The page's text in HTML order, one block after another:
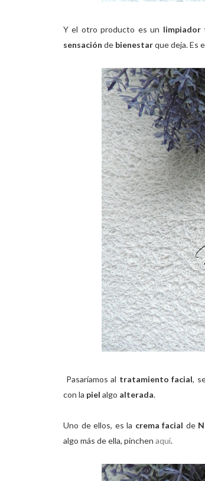
Y el otro producto es un limpiador
sensación de bienestarque deja. Es
Pasaríamos al tratamiento facial,
con la piel algo alterada.
Uno de ellos, es la crema facial de
algo más de ella, pinchen aquí.